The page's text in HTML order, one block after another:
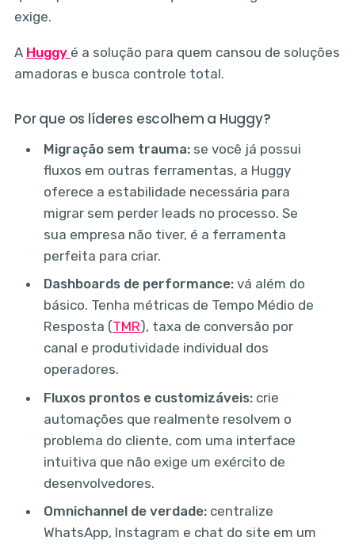
exige.
A Huggy é a solução para quem cansou de soluções
amadoras e busca controle total.
Por que os líderes escolhem a Huggy?
Migração sem trauma: se você já possui
fluxos em outras ferramentas, a Huggy
oferece a estabilidade necessária para
migrar sem perder leads no processo. Se
sua empresa não tiver, é a ferramenta
perfeita para criar.
Dashboards de performance: vá além do
básico. Tenha métricas de Tempo Médio de
Resposta (TMR), taxa de conversão por
canal e produtividade individual dos
operadores.
Fluxos prontos e customizáveis: crie
automações que realmente resolvem o
problema do cliente, com uma interface
intuitiva que não exige um exército de
desenvolvedores.
Omnichannel de verdade: centralize
WhatsApp, Instagram e chat do site em um